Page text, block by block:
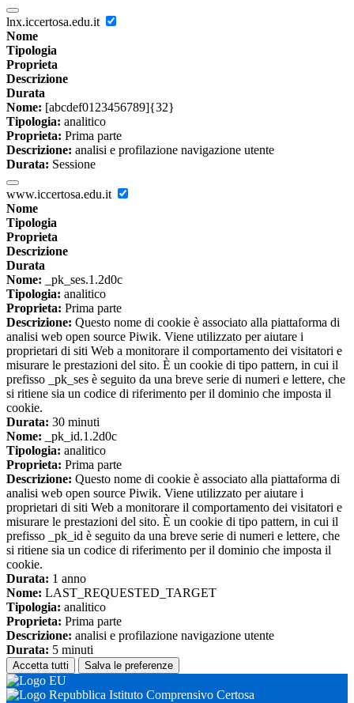
lnx.iccertosa.edu.it
Nome
Tipologia
Proprieta
Descrizione
Durata
Nome: [abcdef0123456789]{32}
Tipologia: analitico
Proprieta: Prima parte
Descrizione: analisi e profilazione navigazione utente
Durata: Sessione
www.iccertosa.edu.it
Nome
Tipologia
Proprieta
Descrizione
Durata
Nome: _pk_ses.1.2d0c
Tipologia: analitico
Proprieta: Prima parte
Descrizione: Questo nome di cookie è associato alla piattaforma di
analisi web open source Piwik. Viene utilizzato per aiutare i
proprietari di siti Web a monitorare il comportamento dei visitatori e
misurare le prestazioni del sito. È un cookie di tipo pattern, in cui il
prefisso _pk_ses è seguito da una breve serie di numeri e lettere, che
si ritiene sia un codice di riferimento per il dominio che imposta il
cookie.
Durata: 30 minuti
Nome: _pk_id.1.2d0c
Tipologia: analitico
Proprieta: Prima parte
Descrizione: Questo nome di cookie è associato alla piattaforma di
analisi web open source Piwik. Viene utilizzato per aiutare i
proprietari di siti Web a monitorare il comportamento dei visitatori e
misurare le prestazioni del sito. È un cookie di tipo pattern, in cui il
prefisso _pk_id è seguito da una breve serie di numeri e lettere, che
si ritiene sia un codice di riferimento per il dominio che imposta il
cookie.
Durata: 1 anno
Nome: LAST_REQUESTED_TARGET
Tipologia: analitico
Proprieta: Prima parte
Descrizione: analisi e profilazione navigazione utente
Durata: 5 minuti
Accetta tutti Salva le preferenze
Istituto Comprensivo Certosa